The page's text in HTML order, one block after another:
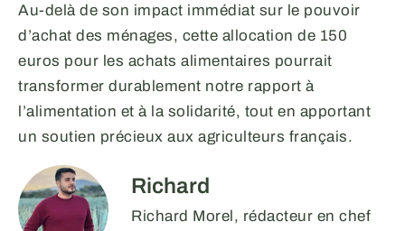
Au-delà de son impact immédiat sur le pouvoir
d’achat des ménages, cette allocation de 150
euros pour les achats alimentaires pourrait
transformer durablement notre rapport à
l’alimentation et à la solidarité, tout en apportant
un soutien précieux aux agriculteurs français.
Richard
Richard Morel, rédacteur en chef